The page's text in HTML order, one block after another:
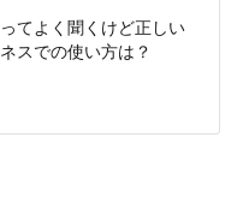
ってよく聞くけど正しい
スでの使い方は？